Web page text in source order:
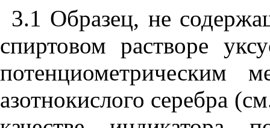
3.1 Образец, не
спиртовом растворе
потенциометрическим
азотнокислого серебра